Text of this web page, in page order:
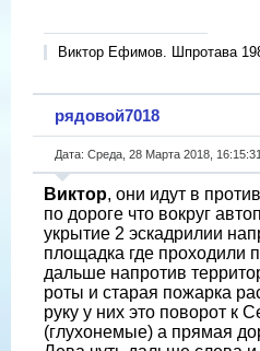
Виктор Ефимов. Шпротава
рядовой7018
Дата: Среда, 28 Марта 2018,
Виктор, они идут в
по дороге что вокруг
укрытие 2 эскадрилии
площадка где проходили
дальше напротив
роты и старая пожарка
руку у них это поворот к
(глухонемые) а прямая